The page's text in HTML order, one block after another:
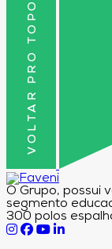
VOLTAR PRO TOPO
O Grupo, possui
segmento
300 polos